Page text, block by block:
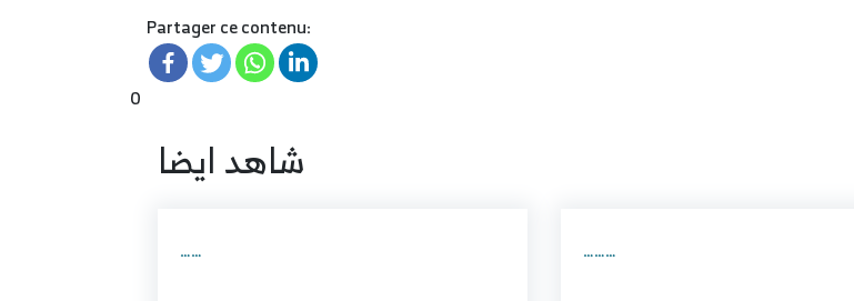
Partager ce contenu:
0
شاهد ايضا
…… ………